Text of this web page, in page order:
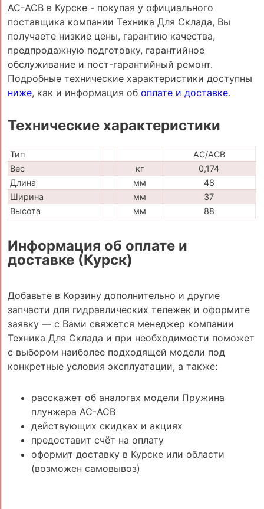
AC-ACB в Курске - покупая у официального
поставщика компании Техника Для Склада, Вы
получаете низкие цены, гарантию качества,
предпродажную подготовку, гарантийное
обслуживание и пост-гарантийный ремонт.
Подробные технические характеристики доступны
ниже, как и информация об оплате и доставке.
Технические характеристики
Тип
AC/ACB
Вес
кг
0,174
Длина
мм
48
Ширина
мм
37
Высота
мм 88
Информация об оплате и
доставке (Курск)
Добавьте в Корзину дополнительно и другие
запчасти для гидравлических тележек и оформите
заявку — с Вами свяжется менеджер компании
Техника Для Склада и при необходимости поможет
с выбором наиболее подходящей модели под
конкретные условия эксплуатации, а также:
расскажет об аналогах модели Пружина
плунжера AC-ACB
действующих скидках и акциях
предоставит счёт на оплату
оформит доставку в Курске или области
(возможен самовывоз)